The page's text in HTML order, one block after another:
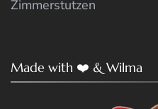
Zimmerstutzen
Made with ❤️ & Wilma